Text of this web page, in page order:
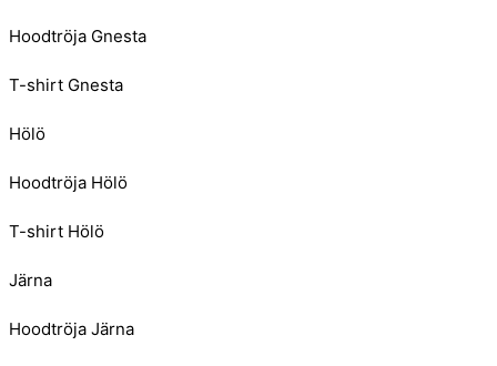
Hoodtröja Gnesta
T-shirt Gnesta
Hölö
Hoodtröja Hölö
T-shirt Hölö
Järna
Hoodtröja Järna